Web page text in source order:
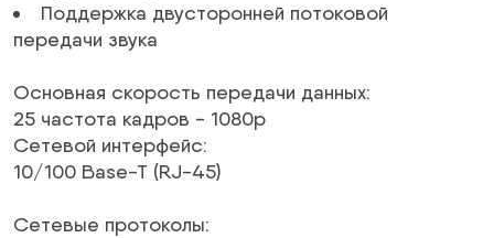
Поддержка двусторонней потоковой
передачи звука
Основная скорость передачи данных:
25 частота кадров - 1080p
Сетевой интерфейс:
10/100 Base-T (RJ-45)
Сетевые протоколы: